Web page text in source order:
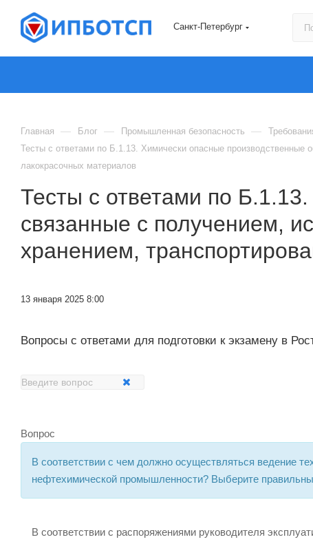
Санкт-Петербург
Главная — Блог — Промышленная безопасность —
Тесты с ответами по Б.1.13. Химически опасные производственные
лакокрасочных материалов
Тесты с ответами по
связанные с получением,
хранением,
13 января 2025 8:00
Вопросы с ответами для подготовки к экзамену в
Вопрос
В соответствии с чем должно осуществляться ведение
нефтехимической промышленности? Выберите
В соответствии с распоряжениями руководителя